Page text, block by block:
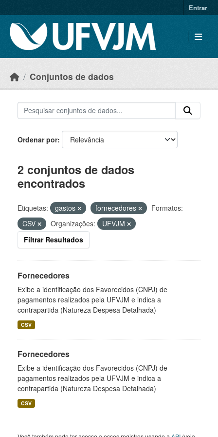
Entrar
Conjuntos de dados
Ordenar por
2 conjuntos de dados
encontrados
Etiquetas: gastos fornecedores
Formatos:
CSV
Organizações:
UFVJM
Filtrar Resultados
Fornecedores
Exibe a identificação dos Favorecidos (CNPJ) de
pagamentos realizados pela UFVJM e indica a
contrapartida (Natureza Despesa Detalhada)
CSV
Fornecedores
Exibe a identificação dos Favorecidos (CNPJ) de
pagamentos realizados pela UFVJM e indica a
contrapartida (Natureza Despesa Detalhada)
CSV